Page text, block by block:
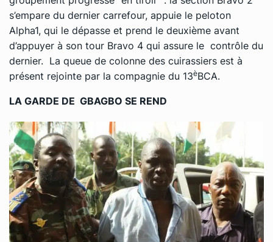
s’empare du dernier carrefour, appuie le peloton
Alpha1, qui le dépasse et prend le deuxième avant
d’appuyer à son tour Bravo 4 qui assure le contrôle du
dernier. La queue de colonne des cuirassiers est à
présent rejointe par la compagnie du 13èBCA.
LA GARDE DE GBAGBO SE REND